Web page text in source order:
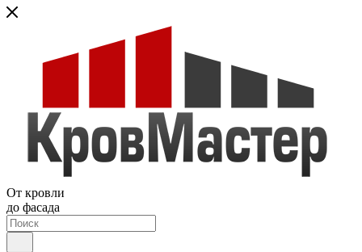
От кровли
до фасада